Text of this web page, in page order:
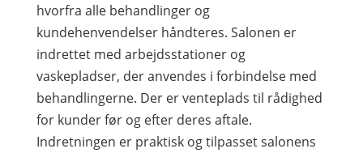
hvorfra alle behandlinger og
kundehenvendelser håndteres. Salonen er
indrettet med arbejdsstationer og
vaskepladser, der anvendes i forbindelse med
behandlingerne. Der er venteplads til rådighed
for kunder før og efter deres aftale.
Indretningen er praktisk og tilpasset salonens